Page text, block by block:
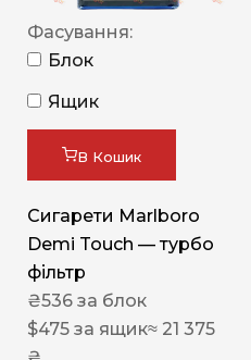
Фасування:
Блок
Ящик
В Кошик
Сигарети Marlboro
Demi Touch — турбо
фільтр
₴536 за блок
$475 за ящик≈ 21 375